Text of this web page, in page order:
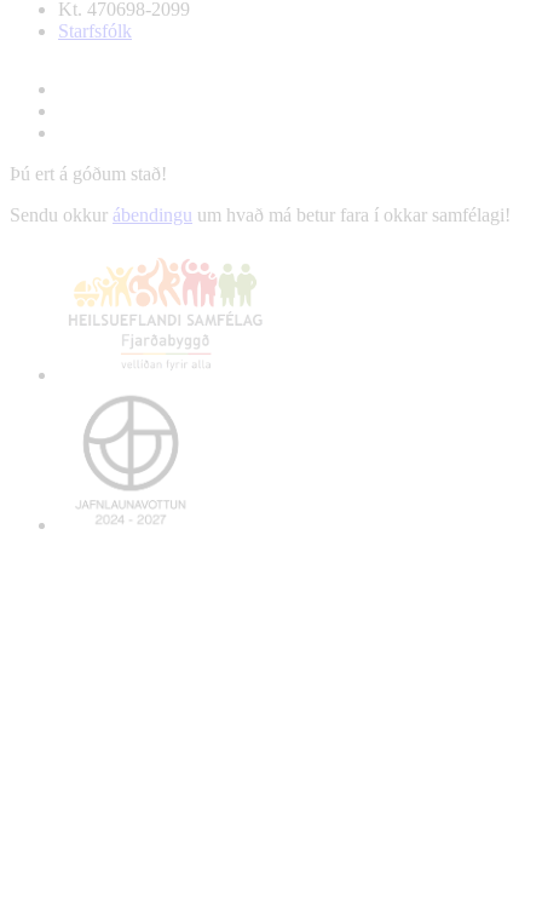
Kt. 470698-2099
Starfsfólk
Þú ert á góðum stað!
Sendu okkur ábendingu um hvað má betur fara í okkar samfélagi!